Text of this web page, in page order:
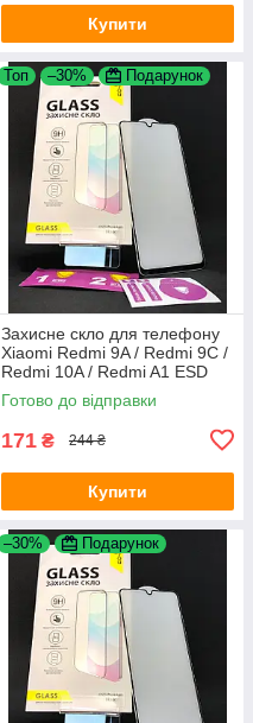
Купити
Топ –30% Подарунок
Захисне скло для телефону
Xiaomi Redmi 9A / Redmi 9C /
Redmi 10A / Redmi A1 ESD
Premium Black 4you
Готово до відправки
171 ₴ 244 ₴
Купити
–30% Подарунок